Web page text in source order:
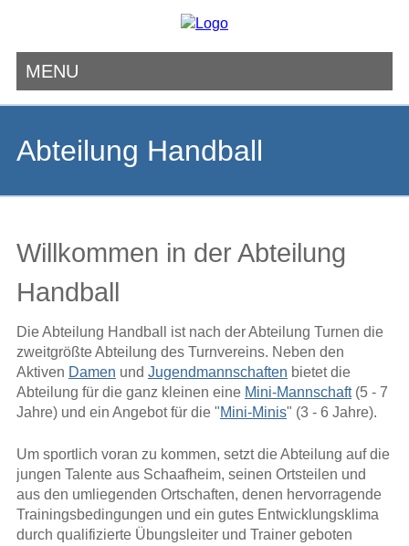
MENU
Abteilung Handball
Willkommen in der Abteilung
Handball
Die Abteilung Handball ist nach der Abteilung Turnen die
zweitgrößte Abteilung des Turnvereins. Neben den
Aktiven Damen und Jugendmannschaften bietet die
Abteilung für die ganz kleinen eine Mini-Mannschaft(5 - 7
Jahre) und ein Angebot für die "Mini-Minis" (3 - 6 Jahre).
Um sportlich voran zu kommen, setzt die Abteilung auf die
jungen Talente aus Schaafheim, seinen Ortsteilen und
aus den umliegenden Ortschaften, denen hervorragende
Trainingsbedingungen und ein gutes Entwicklungsklima
durch qualifizierte Übungsleiter und Trainer geboten